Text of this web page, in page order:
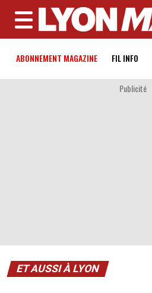
MENU
ABONNEMENT MAGAZINE FIL INFO
Publicité
ET AUSSI À LYON